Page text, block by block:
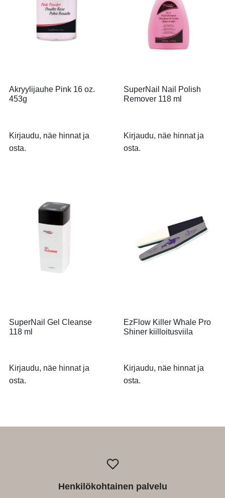
Akryylijauhe Pink 16 oz.
453g
Kirjaudu, näe hinnat ja
osta.
SuperNail Nail Polish
Remover 118 ml
Kirjaudu, näe hinnat ja
osta.
SuperNail Gel Cleanse
118 ml
Kirjaudu, näe hinnat ja
osta.
EzFlow Killer Whale Pro
Shiner kiilloitusviila
Kirjaudu, näe hinnat ja
osta.
Henkilökohtainen palvelu